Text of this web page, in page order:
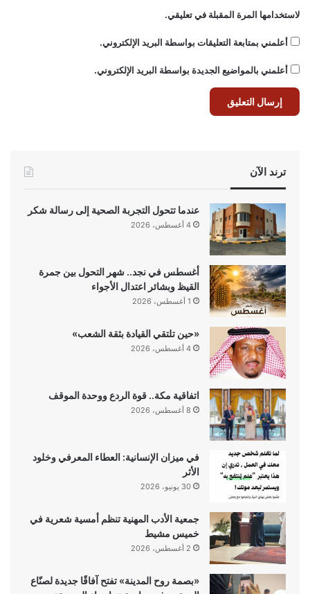
لاستخدامها المرة المقبلة في تعليقي.
أعلمني بمتابعة التعليقات بواسطة البريد الإلكتروني.
أعلمني بالمواضيع الجديدة بواسطة البريد الإلكتروني.
ترند الآن
عندما تتحول التجربة الصحية إلى رسالة شكر
4 أغسطس، 2026
أغسطس في نجد.. شهر التحول بين جمرة
القيظ وبشائر اعتدال الأجواء
1 أغسطس، 2026
«حين تلتقي القيادة بثقة الشعب»
4 أغسطس، 2026
اتفاقية مكة.. قوة الردع ووحدة الموقف
8 أغسطس، 2026
في ميزان الإنسانية: العطاء المعرفي وخلود
الأثر
30 يونيو، 2026
جمعية الأدب المهنية تنظم أمسية شعرية في
خميس مشيط
2 أغسطس، 2026
«بصمة روح المدينة» تفتح آفاقًا جديدة لصنّاع